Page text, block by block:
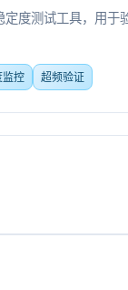
定度测试工具，用于
监控 超频验证